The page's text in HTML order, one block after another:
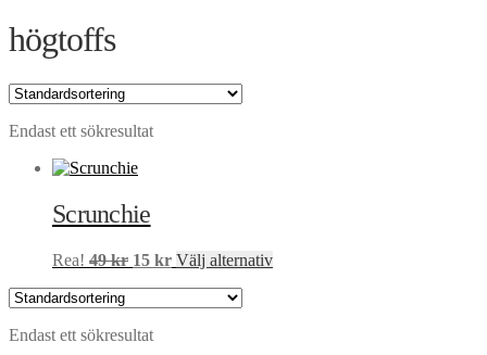
högtoffs
Endast ett sökresultat
Scrunchie
Rea! 49kr Det
49 kr.
15 krDet
Välj alternativDen
Endast ett sökresultat